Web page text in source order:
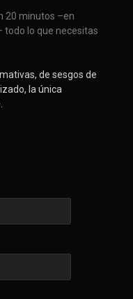
20 minutos –en
todo lo que necesitas
de sesgos de
la única